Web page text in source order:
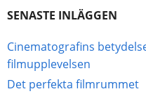
SENASTE INLÄGGEN
Cinematografins
filmupplevelsen
Det perfekta filmrummet